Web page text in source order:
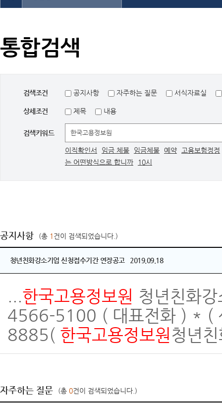
통합검색
검색조건 공지사항 자주하는 질문 서식자료실
상세조건 제목 내용
검색키워드
이직확인서 임금 체불 임금체불 예약
고용보험정정
는 어떤방식으로 합니까
10시
공지사항 (총 1건이 검색되었습니다.)
청년친화강소기업 신청접수기간 연장공고 2019.09.18
...한국고용정보원 청년친화
4566-5100 ( 대표전화 ) * (
8885( 한국고용정보원청년
자주하는 질문 (총 0건이 검색되었습니다.)